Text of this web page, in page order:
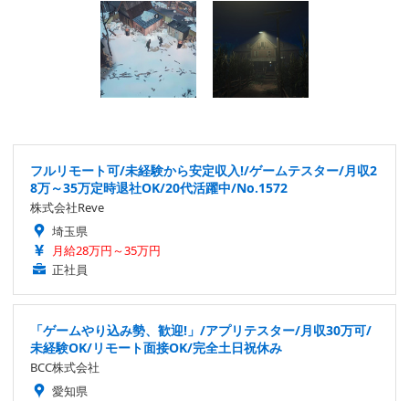
フルリモート可/未経験から安定収入!/ゲームテスター/月収2
8万～35万定時退社OK/20代活躍中/No.1572
株式会社Reve
埼玉県
月給28万円～35万円
正社員
「ゲームやり込み勢、歓迎!」/アプリテスター/月収30万可/
未経験OK/リモート面接OK/完全土日祝休み
BCC株式会社
愛知県